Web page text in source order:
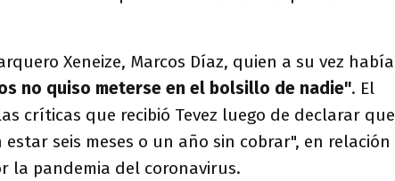
Xeneize, Marcos Díaz, quien a su vez había
no quiso meterse en el bolsillo de nadie". El
críticas que recibió Tevez luego de declarar que
seis meses o un año sin cobrar", en relación
la pandemia del coronavirus.